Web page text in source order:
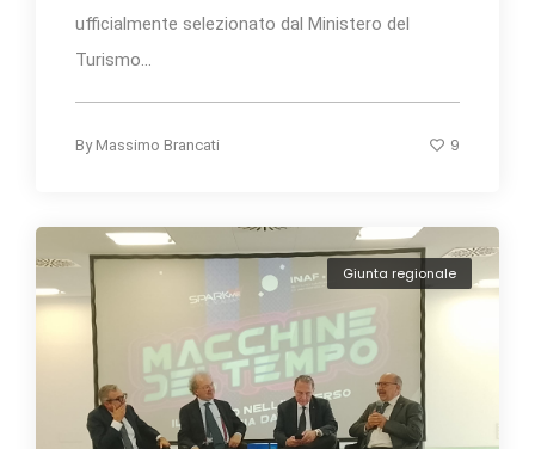
ufficialmente selezionato dal Ministero del
Turismo...
By Massimo Brancati 9
Giunta regionale